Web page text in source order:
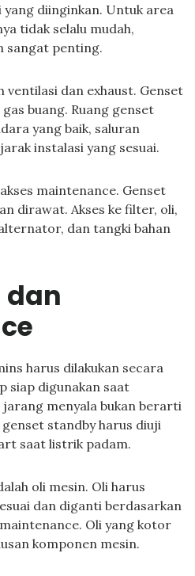
diinginkan. Untuk area
tidak selalu mudah,
sangat penting.
ventilasi dan exhaust. Genset
buang. Ruang genset
yang baik, saluran
instalasi yang sesuai.
maintenance. Genset
dirawat. Akses ke filter, oli,
dan tangki bahan
dan
harus dilakukan secara
siap digunakan saat
jarang menyala bukan berarti
standby harus diuji
saat listrik padam.
oli mesin. Oli harus
dan diganti berdasarkan
Oli yang kotor
komponen mesin.